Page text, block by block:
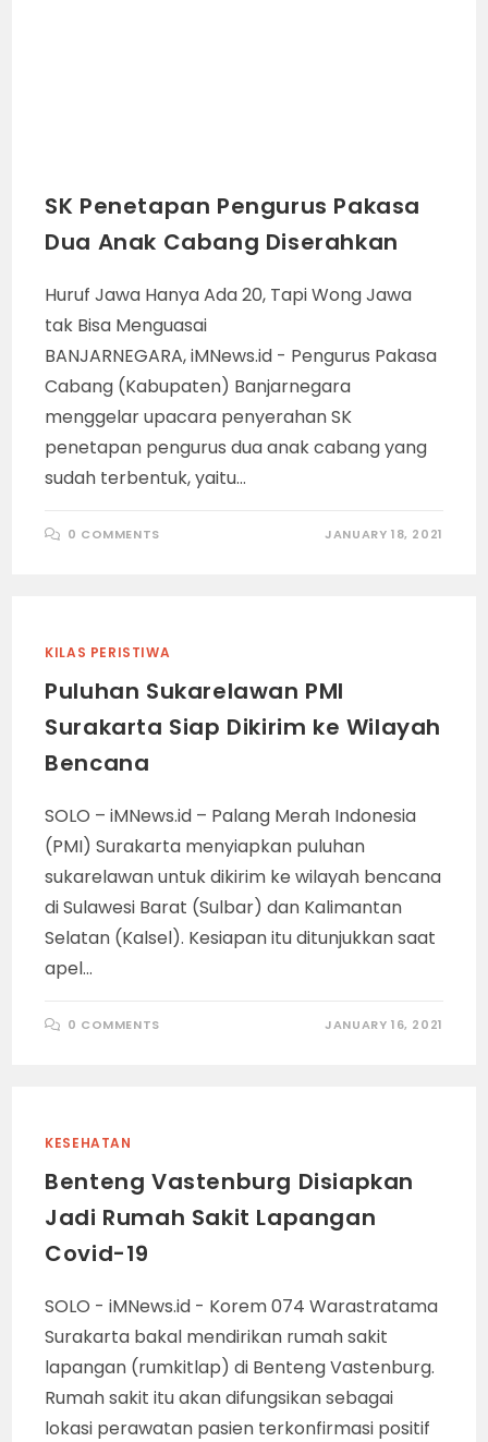
SK Penetapan Pengurus Pakasa
Dua Anak Cabang Diserahkan
Huruf Jawa Hanya Ada 20, Tapi Wong Jawa
tak Bisa Menguasai
BANJARNEGARA, iMNews.id - Pengurus Pakasa
Cabang (Kabupaten) Banjarnegara
menggelar upacara penyerahan SK
penetapan pengurus dua anak cabang yang
sudah terbentuk, yaitu…
0 COMMENTS JANUARY 18, 2021
KILAS PERISTIWA
Puluhan Sukarelawan PMI
Surakarta Siap Dikirim ke Wilayah
Bencana
SOLO – iMNews.id – Palang Merah Indonesia
(PMI) Surakarta menyiapkan puluhan
sukarelawan untuk dikirim ke wilayah bencana
di Sulawesi Barat (Sulbar) dan Kalimantan
Selatan (Kalsel). Kesiapan itu ditunjukkan saat
apel…
0 COMMENTS JANUARY 16, 2021
KESEHATAN
Benteng Vastenburg Disiapkan
Jadi Rumah Sakit Lapangan
Covid-19
SOLO - iMNews.id - Korem 074 Warastratama
Surakarta bakal mendirikan rumah sakit
lapangan (rumkitlap) di Benteng Vastenburg.
Rumah sakit itu akan difungsikan sebagai
lokasi perawatan pasien terkonfirmasi positif